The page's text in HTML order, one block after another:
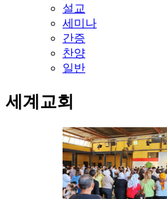
설교
세미나
간증
찬양
일반
세계교회